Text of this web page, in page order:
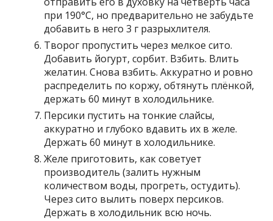
при 190°С, но предварительно не забудьте
добавить в него 3 г разрыхлителя.
Творог пропустить через мелкое сито.
Добавить йогурт, сорбит. Взбить. Влить
желатин. Снова взбить. Аккуратно и ровно
распределить по коржу, обтянуть плёнкой,
держать 60 минут в холодильнике.
Персики пустить на тонкие слайсы,
аккуратно и глубоко вдавить их в желе.
Держать 60 минут в холодильнике.
Желе приготовить, как советует
производитель (залить нужным
количеством воды, прогреть, остудить).
Через сито вылить поверх персиков.
Держать в холодильник всю ночь.